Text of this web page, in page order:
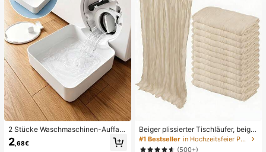
2 Stücke Waschmaschinen-Auffan
gwanne Tropfschale, wasserdichte
Bodenschutzmatte für Waschraum,
2 ,68€
Beiger plissierter Tischläufer, beige
Tischdecke, Geburtstagsfeier-Zub
ehör, Geburtstagsdekoration, hellbr
#1 Bestseller
in Hochzeitsfeier Party-Tischdecke
(500+)